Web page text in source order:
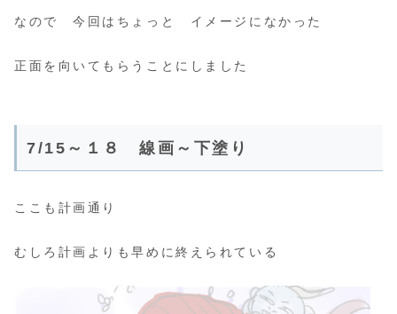
なので 今回はちょっと イメージになかった
正面を向いてもらうことにしました
7/15～１８ 線画～下塗り
ここも計画通り
むしろ計画よりも早めに終えられている